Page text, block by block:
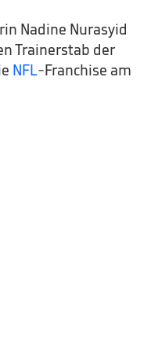
Nadine Nurasyid
Trainerstab der
NFL-Franchise am